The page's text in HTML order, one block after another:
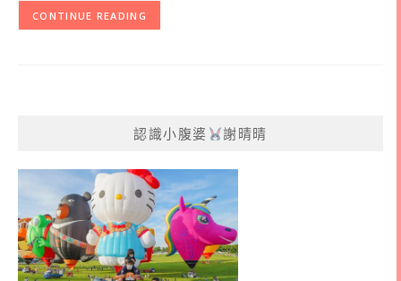
CONTINUE READING
認識小腹婆 謝晴晴